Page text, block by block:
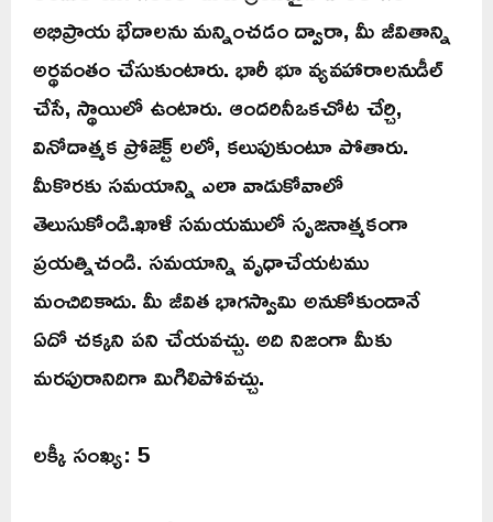
అభిప్రాయ భేదాలను మన్నించడం ద్వారా, మీ జీవితాన్ని
అర్థవంతం చేసుకుంటారు. భారీ భూ వ్యవహారాలనుడీల్
చేసే, స్థాయిలో ఉంటారు. ఆందరినీఒకచోట చేర్చి,
వినోదాత్మక ప్రోజెక్ట్ లలో, కలుపుకుంటూ పోతారు.
మీకొరకు సమయాన్ని ఎలా వాడుకోవాలో
తెలుసుకోండి.ఖాళీ సమయములో సృజనాత్మకంగా
ప్రయత్నిచండి. సమయాన్ని వృధాచేయటము
మంచిదికాదు. మీ జీవిత భాగస్వామి అనుకోకుండానే
ఏదో చక్కని పని చేయవచ్చు. అది నిజంగా మీకు
మరపురానిదిగా మిగిలిపోవచ్చు.
లక్కీ సంఖ్య: 5